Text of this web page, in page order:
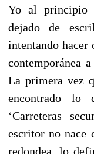
Yo al principio
dejado de
intentando
contemporánea
La primera vez
encontrado lo
‘Carreteras
escritor no nace
redondea, lo